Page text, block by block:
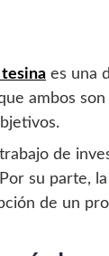
es una
ambos
de
su parte, la
de un